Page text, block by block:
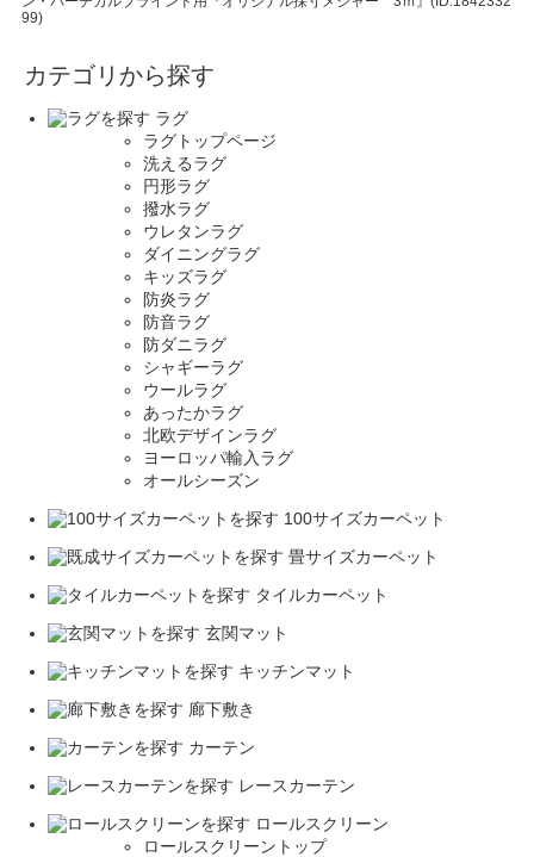
99)
カテゴリから探す
ラグ
ラグトップページ
洗えるラグ
円形ラグ
撥水ラグ
ウレタンラグ
ダイニングラグ
キッズラグ
防炎ラグ
防音ラグ
防ダニラグ
シャギーラグ
ウールラグ
あったかラグ
北欧デザインラグ
ヨーロッパ輸入ラグ
オールシーズン
100サイズカーペット
畳サイズカーペット
タイルカーペット
玄関マット
キッチンマット
廊下敷き
カーテン
レースカーテン
ロールスクリーン
ロールスクリーントップ